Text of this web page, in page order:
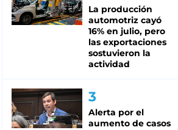
La producción
automotriz cayó
16% en julio, pero
las exportaciones
sostuvieron la
actividad
Alerta por el
aumento de casos